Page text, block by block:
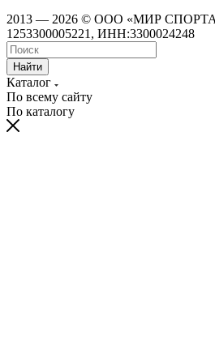
2013 — 2026 © ООО «МИР
1253300005221, ИНН:3300024248
Найти
Каталог
По всему сайту
По каталогу